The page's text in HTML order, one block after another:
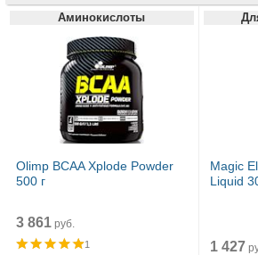
Аминокислоты
Olimp BCAA Xplode Powder
500 г
3 861руб.
1
Magic
Liquid
1 427